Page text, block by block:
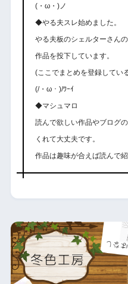
(・ω・)ノ
◆やる夫スレ始めました。
やる夫板のシェルターさん
作品を投下しています。
(ここでまとめを登録してい
(/・ω・)/ﾜｰｲ
◆マシュマロ
読んで欲しい作品やブログ
くれて大丈夫です。
作品は趣味が合えば読んで紹